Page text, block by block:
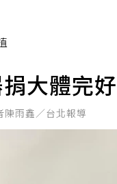
大體完
陳雨鑫／台北報導